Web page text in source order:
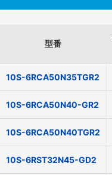
型番
10S-6RCA50N35TGR2
10S-6RCA50N40-GR2
10S-6RCA50N40TGR2
10S-6RST32N45-GD2